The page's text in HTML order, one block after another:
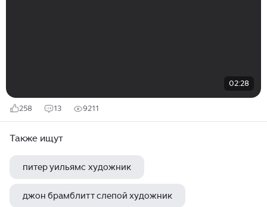
02:28
258 13 9211
Также ищут
питер уильямс художник
джон брамблитт слепой художник